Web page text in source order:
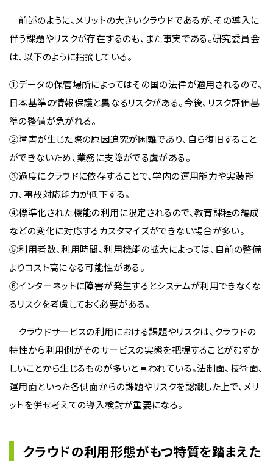
前述のように、メリットの大きいクラウドであるが、その導入に
伴う課題やリスクが存在するのも、また事実である。研究委員会
は、以下のように指摘している。
①データの保管場所によってはその国の法律が適用されるので、
日本基準の情報保護と異なるリスクがある。今後、リスク評価基
準の整備が急がれる。
②障害が生じた際の原因追究が困難であり、自ら復旧すること
ができないため、業務に支障がでる虞がある。
③過度にクラウドに依存することで、学内の運用能力や実装能
力、事故対応能力が低下する。
④標準化された機能の利用に限定されるので、教育課程の編成
などの変化に対応するカスタマイズができない場合が多い。
⑤利用者数、利用時間、利用機能の拡大によっては、自前の整備
よりコスト高になる可能性がある。
⑥インターネットに障害が発生するとシステムが利用できなくな
るリスクを考慮しておく必要がある。
クラウドサービスの利用における課題やリスクは、クラウドの
特性から利用側がそのサービスの実態を把握することがむずか
しいことから生じるものが多いと言われている。法制面、技術面、
運用面といった各側面からの課題やリスクを認識した上で、メリ
ットを併せ考えての導入検討が重要になる。
クラウドの利用形態がもつ特質を踏まえた